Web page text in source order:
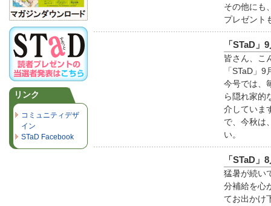
その他にも
プレゼント
「STaD」
皆さん、こ
「STaD」
今号では、
ら隠れ家的
介していま
で、今秋は
い。
「STaD」
猛暑が続い
分補給を心
てお出かけ
リンク
コミュニティデザ
イン
STaD Facebook